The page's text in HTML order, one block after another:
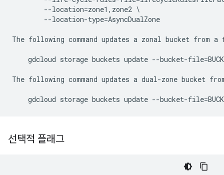
        --location=zone1,zone2 \
        --location-type=AsyncDualZone
The following command updates a zonal bucket
gdcloud storage buckets update --bucket-
The following command updates a dual-zone bucket
선택적 플래그